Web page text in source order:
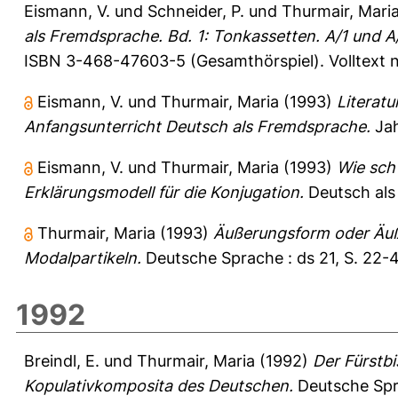
Eismann, V. und Schneider, P. und Thurmair,
als Fremdsprache. Bd. 1: Tonkassetten. A/1 und
ISBN 3-468-47603-5 (Gesamthörspiel). Volltext
Eismann, V. und Thurmair, Maria (1993)
Anfangsunterricht Deutsch als Fremdsprache.
Eismann, V. und Thurmair, Maria (1993) Wie
Erklärungsmodell für die Konjugation. Deutsch
Thurmair, Maria (1993) Äußerungsform oder
Modalpartikeln. Deutsche Sprache : ds 21, S. 22-
1992
Breindl, E. und Thurmair, Maria (1992) Der
Kopulativkomposita des Deutschen. Deutsche